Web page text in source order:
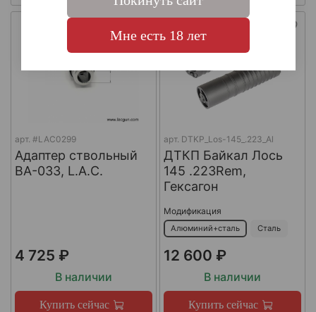
арт. #LAC0299
Адаптер ствольный
BA-033, L.A.C.
4 725 ₽
В наличии
Купить сейчас
арт. DTKP_Los-145_.223_Al
ДТКП Байкал Лось
145 .223Rem,
Гексагон
Модификация
Алюминий+сталь Сталь
12 600 ₽
В наличии
Купить сейчас
Мне есть 18 лет